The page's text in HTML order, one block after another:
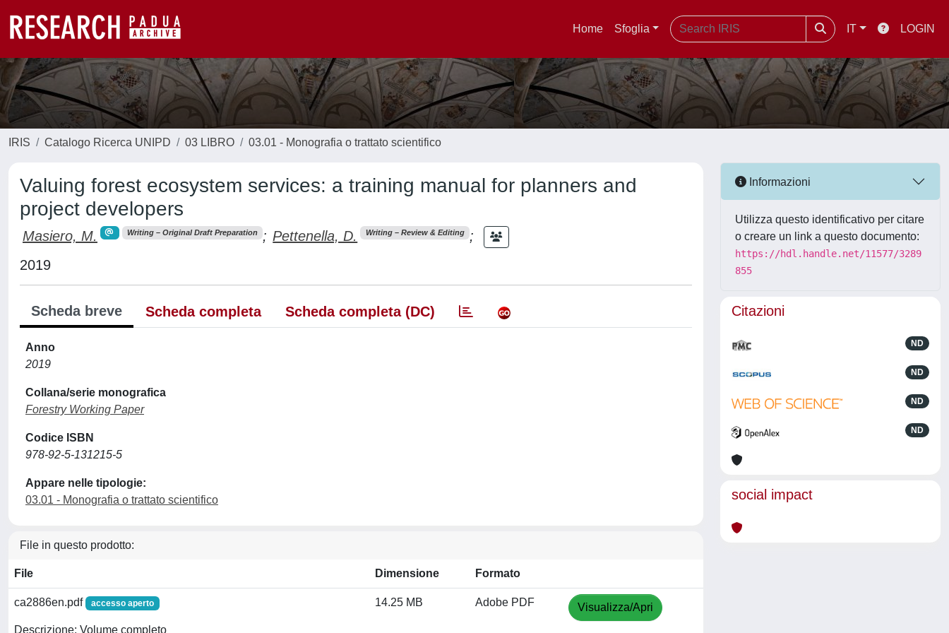
Home Sfoglia IT LOGIN
IRIS Catalogo Ricerca UNIPD 03 LIBRO 03.01 - Monografia o trattato scientifico
Valuing forest ecosystem services: a training manual for planners and
project developers
Masiero, M. Writing – Original Draft Preparation ; Pettenella, D. Writing – Review & Editing
;
2019
Scheda breve Scheda completa Scheda completa (DC)
Anno
2019
Collana/serie monografica
Forestry Working Paper
Codice ISBN
978-92-5-131215-5
Appare nelle tipologie:
03.01 - Monografia o trattato scientifico
File in questo prodotto:
File Dimensione Formato
ca2886en.pdf accesso aperto
Descrizione: Volume completo
14.25 MB Adobe PDF Visualizza/Apri
Informazioni
Utilizza questo identificativo per citare
o creare un link a questo documento:
https://hdl.handle.net/11577/3289
855
Citazioni
ND
ND
ND
ND
social impact